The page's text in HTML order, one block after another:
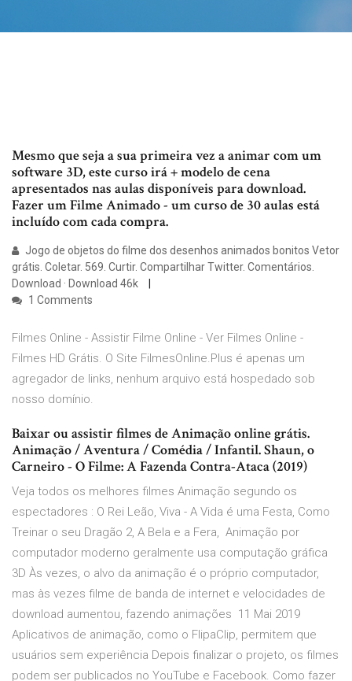
Mesmo que seja a sua primeira vez a animar com um
software 3D, este curso irá + modelo de cena
apresentados nas aulas disponíveis para download.
Fazer um Filme Animado - um curso de 30 aulas está
incluído com cada compra.
Jogo de objetos do filme dos desenhos animados bonitos Vetor
grátis. Coletar. 569. Curtir. Compartilhar Twitter. Comentários.
Download · Download 46k
1 Comments
Filmes Online - Assistir Filme Online - Ver Filmes Online -
Filmes HD Grátis. O Site FilmesOnline.Plus é apenas um
agregador de links, nenhum arquivo está hospedado sob
nosso domínio.
Baixar ou assistir filmes de Animação online grátis.
Animação / Aventura / Comédia / Infantil. Shaun, o
Carneiro - O Filme: A Fazenda Contra-Ataca (2019)
Veja todos os melhores filmes Animação segundo os
espectadores : O Rei Leão, Viva - A Vida é uma Festa, Como
Treinar o seu Dragão 2, A Bela e a Fera, Animação por
computador moderno geralmente usa computação gráfica
3D Às vezes, o alvo da animação é o próprio computador,
mas às vezes filme de banda de internet e velocidades de
download aumentou, fazendo animações 11 Mai 2019
Aplicativos de animação, como o FlipaClip, permitem que
usuários sem experiência Depois finalizar o projeto, os filmes
podem ser publicados no YouTube e Facebook. Como fazer